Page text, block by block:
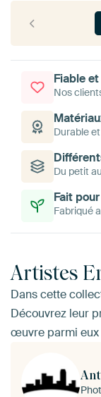
Fiable
Nos
Durable
Du petit
Fait
Fabriqué
Artistes
Dans cette
Découvrez leur
œuvre parmi eux